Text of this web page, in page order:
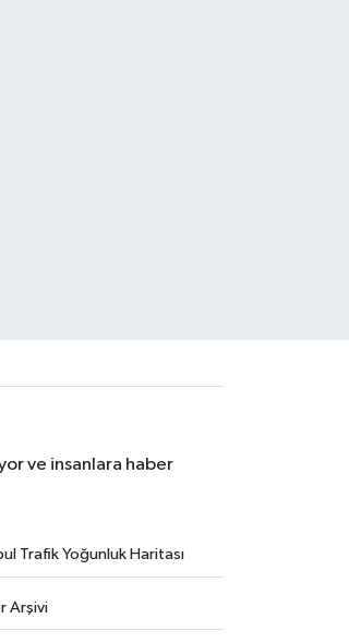
ve insanlara haber
Trafik Yoğunluk Haritası
Arşivi